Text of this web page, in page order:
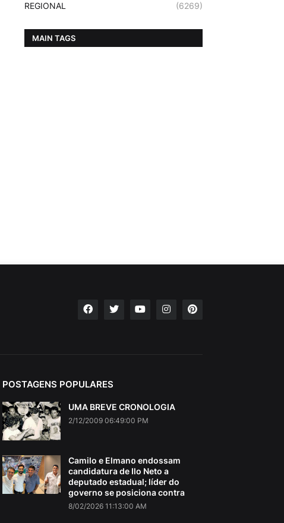
REGIONAL (6269)
MAIN TAGS
POSTAGENS POPULARES
UMA BREVE CRONOLOGIA
2/12/2009 06:49:00 PM
Camilo e Elmano endossam
candidatura de Ilo Neto a
deputado estadual; líder do
governo se posiciona contra
8/02/2026 11:13:00 AM